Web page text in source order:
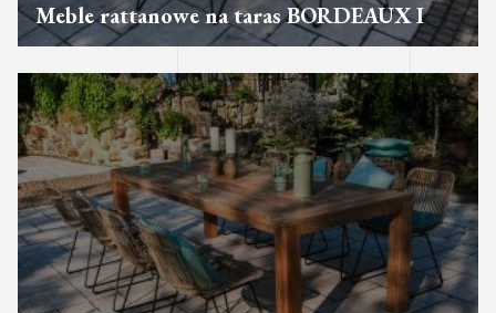
Meble rattanowe na taras BORDEAUX I